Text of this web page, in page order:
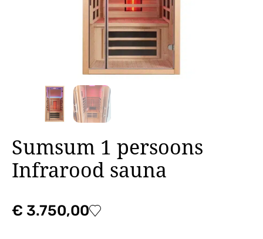
Sumsum 1 persoons
Infrarood sauna
€ 3.750,00